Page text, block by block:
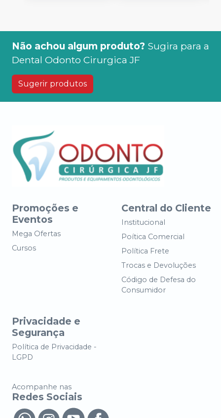
Não achou algum produto? Sugira para a
Dental Odonto Cirurgica JF
Sugerir produtos
Promoções e
Eventos
Mega Ofertas
Cursos
Central do Cliente
Institucional
Poítica Comercial
Política Frete
Trocas e Devoluções
Código de Defesa do
Consumidor
Privacidade e
Segurança
Política de Privacidade -
LGPD
Acompanhe nas
Redes Sociais